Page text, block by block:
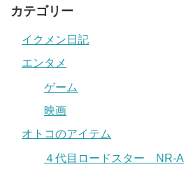
カテゴリー
イクメン日記
エンタメ
ゲーム
映画
オトコのアイテム
４代目ロードスター NR-A